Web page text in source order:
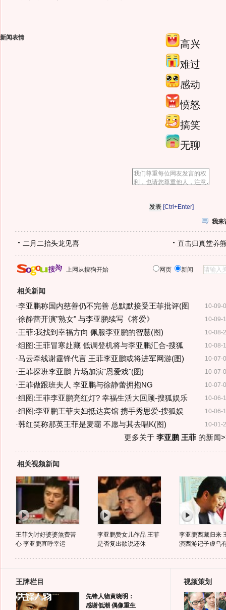
新闻表情
高兴
难过
感动
愤怒
搞笑
无聊
[Ctrl+Enter]
我来
二月二抬头龙见喜 直击归真堂养
上网从搜狗开始 网页 新闻
相关新闻
10-09-
·李亚鹏称国内慈善仍不完善 总默默接受王菲批评(图
10-09-
·徐静蕾开演"熟女" 与李亚鹏续写《将爱》
10-08-
·王菲:我找到幸福方向 佩服李亚鹏的智慧(图)
10-08-
·组图:王菲冒寒赴藏 低调登机将与李亚鹏汇合-搜狐
10-07-
·马云牵线谢霆锋代言 王菲李亚鹏或将进军网游(图)
10-07-
·王菲探班李亚鹏 片场加演"恩爱戏"(图)
10-07-
·王菲做跟班夫人 李亚鹏与徐静蕾拥抱NG
10-06-
·组图:王菲李亚鹏亮红灯? 幸福生活大回顾-搜狐娱乐
10-06-
·组图:李亚鹏王菲夫妇抵达宾馆 携手秀恩爱-搜狐娱
10-01-
·韩红笑称那英王菲是麦霸 不愿与其去唱K(图)
更多关于 李亚鹏 王菲的新闻
相关视频新闻
王菲为讨好婆婆煞费苦
心 李亚鹏直呼幸运
李亚鹏赞女儿作品 王菲
是否复出欲说还休
李亚鹏西藏归来
演西游记子虚乌
王牌栏目
先锋人物黄晓明：
感谢低潮 偶像重生
视频策划